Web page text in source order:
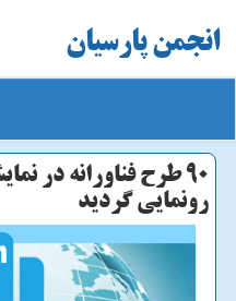
انجمن پارسیان
90 طرح فناورانه در
رونمایی گردید